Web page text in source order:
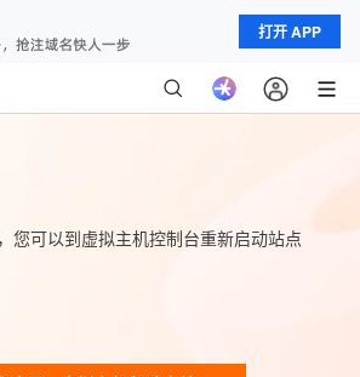
打开 APP
您可以到虚拟主机控制台重新启动站点